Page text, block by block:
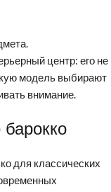
центр: его не
модель выбирают
внимание.
барокко
для классических